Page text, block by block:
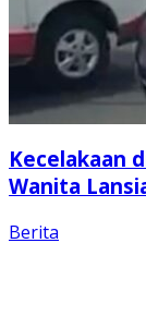
Kecelakaan
Wanita
Berita